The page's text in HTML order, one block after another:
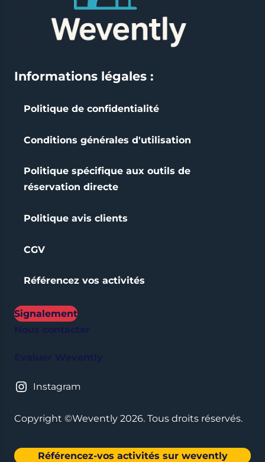
Informations légales :
Politique de confidentialité
Conditions générales d'utilisation
Politique spécifique aux outils de
réservation directe
Politique avis clients
CGV
Référencez vos activités
Signalement
Instagram
Copyright ©Wevently 2026. Tous droits réservés.
Référencez-vos activités sur wevently